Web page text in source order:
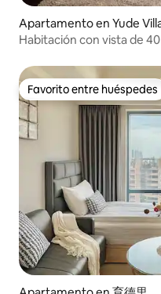
Apartamento en Yude
Habitación con vista de
Museo de la Ciencia y la
Televisión LCD de 65
supremo
Favorito entre huéspedes
Favorito entre huéspedes